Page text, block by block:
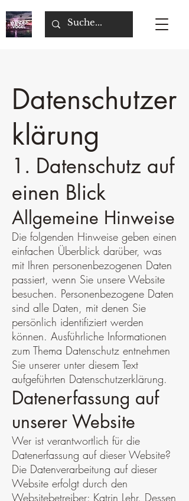
Datenschutzer
klärung
1. Datenschutz auf
einen Blick
Allgemeine Hinweise
Die folgenden Hinweise geben einen
einfachen Überblick darüber, was
mit Ihren personenbezogenen Daten
passiert, wenn Sie unsere Website
besuchen. Personenbezogene Daten
sind alle Daten, mit denen Sie
persönlich identifiziert werden
können. Ausführliche Informationen
zum Thema Datenschutz entnehmen
Sie unserer unter diesem Text
aufgeführten Datenschutzerklärung.
Datenerfassung auf
unserer Website
Wer ist verantwortlich für die
Datenerfassung auf dieser Website?
Die Datenverarbeitung auf dieser
Website erfolgt durch den
Websitebetreiber: Katrin Lehr. Dessen